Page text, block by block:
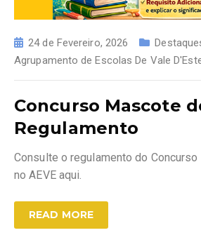
24 de Fevereiro, 2026
Agrupamento de Escolas De Vale
Concurso Mascote
Regulamento
Consulte o regulamento do
no AEVE aqui.
READ MORE